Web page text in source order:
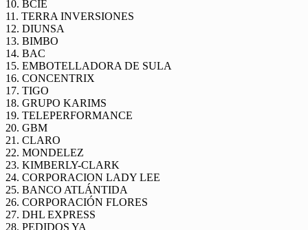
10. BCIE
11. TERRA INVERSIONES
12. DIUNSA
13. BIMBO
14. BAC
15. EMBOTELLADORA DE SULA
16. CONCENTRIX
17. TIGO
18. GRUPO KARIMS
19. TELEPERFORMANCE
20. GBM
21. CLARO
22. MONDELEZ
23. KIMBERLY-CLARK
24. CORPORACION LADY LEE
25. BANCO ATLÁNTIDA
26. CORPORACIÓN FLORES
27. DHL EXPRESS
28. PEDIDOS YA